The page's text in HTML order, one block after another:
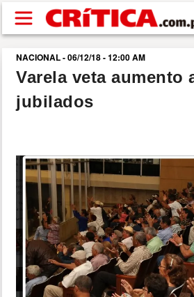
Pasar al contenido principal
buscar
SUCESOS
POLÍTICA
SHOW
DEPORTES
NACIONAL - 06/12/18 - 12:00 AM
Varela veta aumento
jubilados